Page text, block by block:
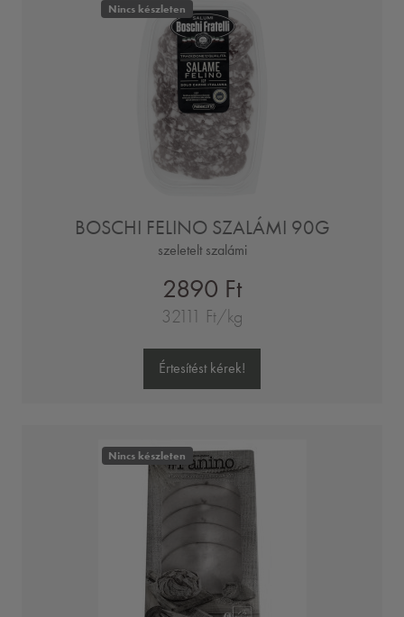
Nincs készleten
BOSCHI FELINO SZALÁMI 90G
szeletelt szalámi
2890 Ft
32111 Ft/kg
Értesítést kérek!
Nincs készleten